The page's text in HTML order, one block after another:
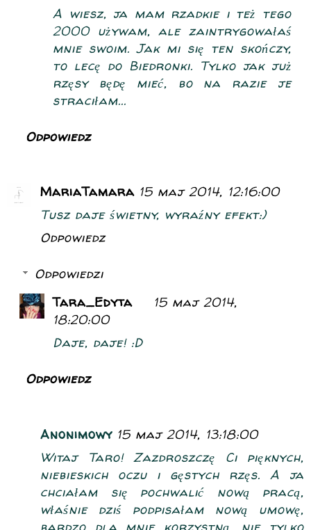
A wiesz, ja mam rzadkie i też tego
2000 używam, ale zaintrygowałaś
mnie swoim. Jak mi się ten skończy,
to lecę do Biedronki. Tylko jak już
rzęsy będę mieć, bo na razie je
straciłam...
Odpowiedz
MariaTamara 15 maj 2014, 12:16:00
Tusz daje świetny, wyraźny efekt:)
Odpowiedz
Odpowiedzi
Tara_Edyta
15 maj 2014,
18:20:00
Daje, daje! :D
Odpowiedz
Anonimowy 15 maj 2014, 13:18:00
Witaj Taro! Zazdroszczę Ci pięknych,
niebieskich oczu i gęstych rzęs. A ja
chciałam się pochwalić nową pracą,
właśnie dziś podpisałam nową umowę,